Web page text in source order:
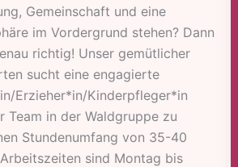
Gemeinschaft und eine
im Vordergrund stehen? Dann
richtig! Unser gemütlicher
sucht eine engagierte
Erzieher*in/Kinderpfleger*in
Team in der Waldgruppe zu
Stundenumfang von 35-40
sind Montag bis